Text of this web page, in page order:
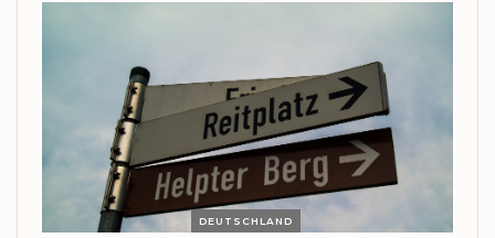
DEUTSCHLAND